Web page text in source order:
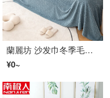
蘭麗坊 沙发巾冬季毛フランネル保暖沙发盖2022新款全包ソファーカバー罩坐垫保暖多功能盖毯防尘罩 悠阁-宝蓝 30*50cm腰枕套(不含芯)一张
¥0~